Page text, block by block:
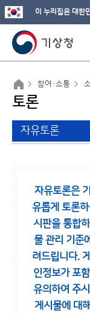
이 누리집은 대한
참여·소통
토론
자유토론
자유토론은
유롭게 토론
시판을 통합
물 관리 기준
려드립니다.
인정보가 포
유의하여 주
게시물에 대